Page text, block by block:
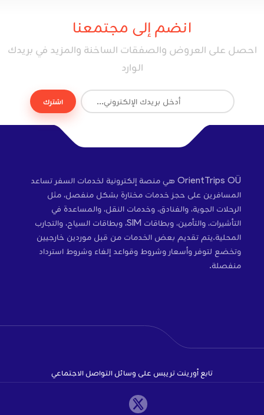
انضم إلى مجتمعنا
احصل على العروض والصفقات الساخنة والمزيد في بريدك
الوارد
اشترك
OrientTrips OÜ هي منصة إلكترونية لخدمات السفر تساعد
المسافرين على حجز خدمات مختارة بشكل منفصل، مثل
الرحلات الجوية، والفنادق، وخدمات النقل، والمساعدة في
التأشيرات، والتأمين، وبطاقات SIM، وبطاقات السياح، والتجارب
المحلية.يتم تقديم بعض الخدمات من قبل موردين خارجيين
وتخضع لتوفر وأسعار وشروط وقواعد إلغاء وشروط استرداد
منفصلة.
تابع أورينت تريبس على وسائل التواصل الاجتماعي